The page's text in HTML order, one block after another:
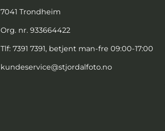
7041 Trondheim
Org. nr. 933664422
Tlf: 7391 7391, betjent man-fre 09:00-17:00
kundeservice@stjordalfoto.no